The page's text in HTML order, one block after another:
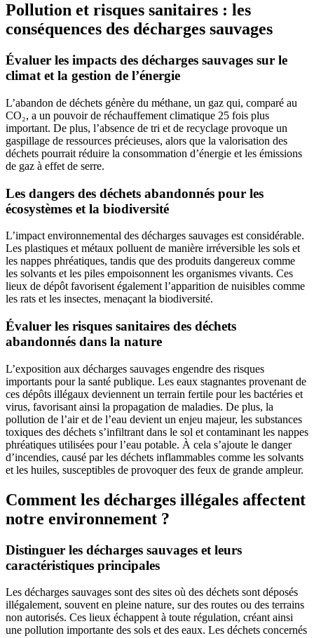
Pollution et risques sanitaires : les
conséquences des décharges sauvages
Évaluer les impacts des décharges sauvages sur le
climat et la gestion de l’énergie
L’abandon de déchets génère du méthane, un gaz qui, comparé au
CO₂, a un pouvoir de réchauffement climatique 25 fois plus
important. De plus, l’absence de tri et de recyclage provoque un
gaspillage de ressources précieuses, alors que la valorisation des
déchets pourrait réduire la consommation d’énergie et les émissions
de gaz à effet de serre.
Les dangers des déchets abandonnés pour les
écosystèmes et la biodiversité
L’impact environnemental des décharges sauvages est considérable.
Les plastiques et métaux polluent de manière irréversible les sols et
les nappes phréatiques, tandis que des produits dangereux comme
les solvants et les piles empoisonnent les organismes vivants. Ces
lieux de dépôt favorisent également l’apparition de nuisibles comme
les rats et les insectes, menaçant la biodiversité.
Évaluer les risques sanitaires des déchets
abandonnés dans la nature
L’exposition aux décharges sauvages engendre des risques
importants pour la santé publique. Les eaux stagnantes provenant de
ces dépôts illégaux deviennent un terrain fertile pour les bactéries et
virus, favorisant ainsi la propagation de maladies. De plus, la
pollution de l’air et de l’eau devient un enjeu majeur, les substances
toxiques des déchets s’infiltrant dans le sol et contaminant les nappes
phréatiques utilisées pour l’eau potable. À cela s’ajoute le danger
d’incendies, causé par les déchets inflammables comme les solvants
et les huiles, susceptibles de provoquer des feux de grande ampleur.
Comment les décharges illégales affectent
notre environnement ?
Distinguer les décharges sauvages et leurs
caractéristiques principales
Les décharges sauvages sont des sites où des déchets sont déposés
illégalement, souvent en pleine nature, sur des routes ou des terrains
non autorisés. Ces lieux échappent à toute régulation, créant ainsi
une pollution importante des sols et des eaux. Les déchets concernés